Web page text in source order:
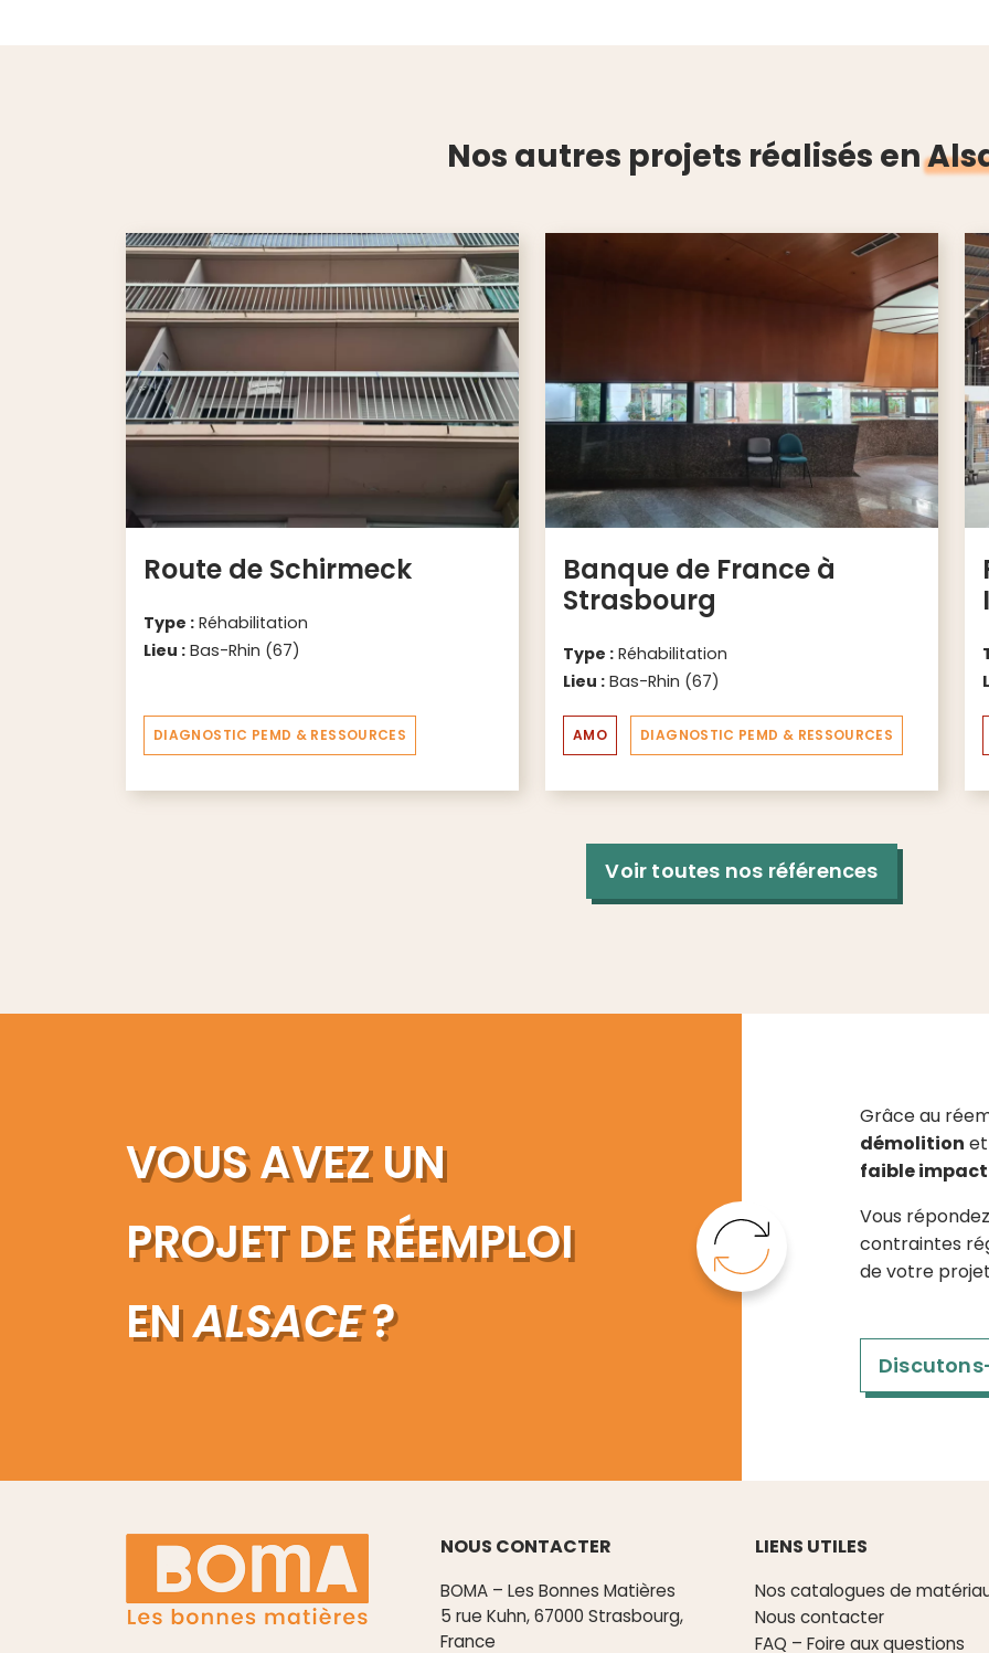
Nos autres projets réalisés en
Route de Schirmeck
Type : Réhabilitation
Lieu : Bas-Rhin (67)
DIAGNOSTIC PEMD & RESSOURCES
Banque de France à
Strasbourg
Type : Réhabilitation
Lieu : Bas-Rhin (67)
AMO DIAGNOSTIC PEMD & RESSOURCES
Voir toutes nos références
VOUS AVEZ UN
PROJET DE RÉEMPLOI
ENALSACE?
Grâce au
démolition
faible
Vous
contraintes
de votre
NOUS CONTACTER
BOMA – Les Bonnes Matières
5 rue Kuhn, 67000 Strasbourg,
France
LIENS UTILES
Nos catalogues de
Nous contacter
FAQ – Foire aux questions